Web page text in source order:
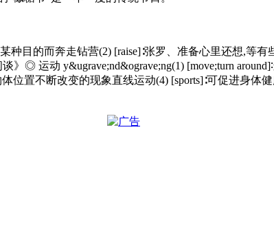
种目的而奔走钻营(2) [raise]∶张罗、准备心里还想,等
◎ 运动 y&ugrave;nd&ograve;ng(1) [move;turn
位置不断改变的现象直线运动(4) [sports]∶可促进身体